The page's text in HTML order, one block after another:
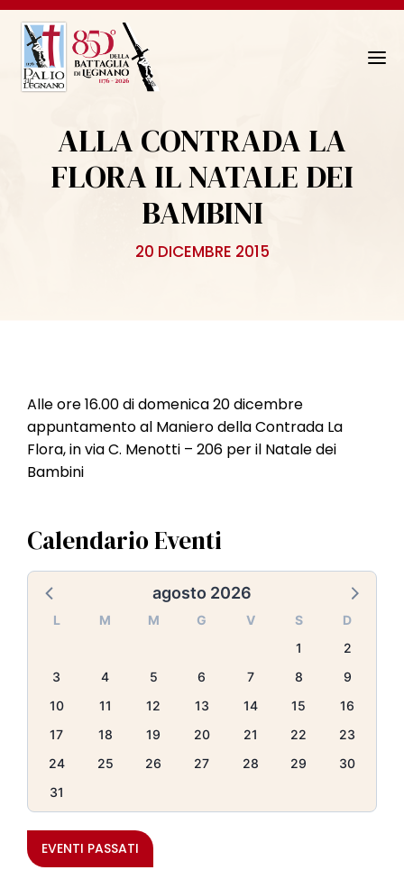
N
ALLA CONTRADA LA
FLORA IL NATALE DEI
BAMBINI
20 DICEMBRE 2015
Alle ore 16.00 di domenica 20 dicembre
appuntamento al Maniero della Contrada La
Flora, in via C. Menotti – 206 per il Natale dei
Bambini
Calendario Eventi
agosto 2026
L M M G V S
D
1
2
3
4 5 6 7 8
9
10
11 12 13 14 15
16
17
18 19 20 21 22
23
24
25 26 27 28 29
30
31
EVENTI PASSATI